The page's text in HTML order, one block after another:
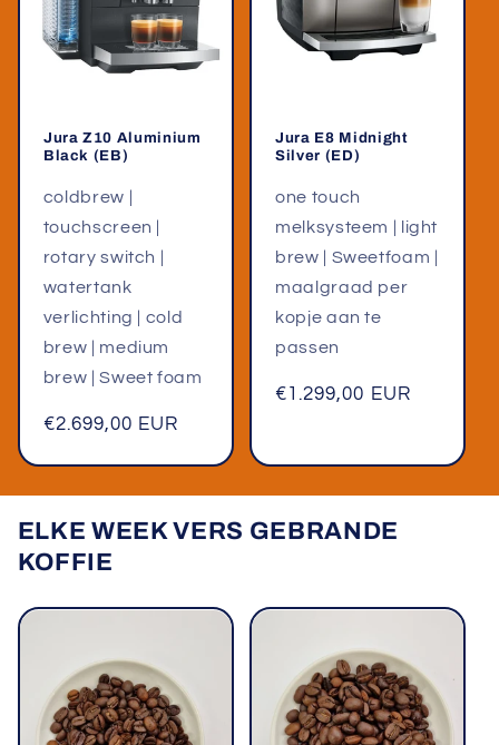
Jura Z10 Aluminium
Black (EB)
coldbrew |
touchscreen |
rotary switch |
watertank
verlichting | cold
brew | medium
brew | Sweet foam
Normale
€2.699,00 EUR
Jura E8 Midnight
Silver (ED)
one touch
melksysteem | light
brew | Sweetfoam |
maalgraad per
kopje aan te
passen
Normale
€1.299,00 EUR
ELKE WEEK VERS GEBRANDE
KOFFIE